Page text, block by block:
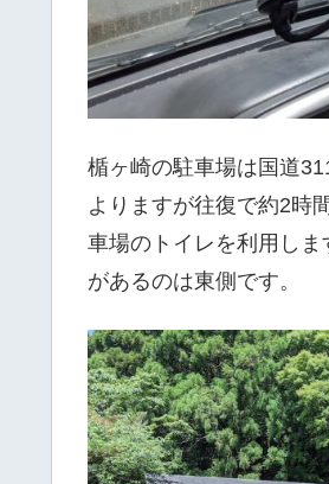
楯ヶ崎の駐車場は国道
よりますが往復で約2時
車場のトイレを利用し
があるのは東側です。